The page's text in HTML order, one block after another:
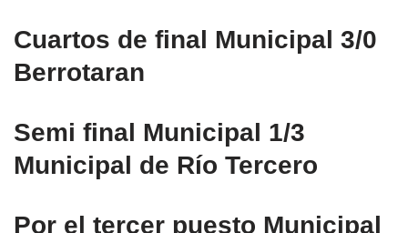
Cuartos de final Municipal 3/0
Berrotaran
Semi final Municipal 1/3
Municipal de Río Tercero
Por el tercer puesto Municipal